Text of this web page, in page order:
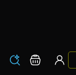
Los Warenkorb